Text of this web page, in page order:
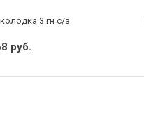
1/40А3 гн с/з
руб.